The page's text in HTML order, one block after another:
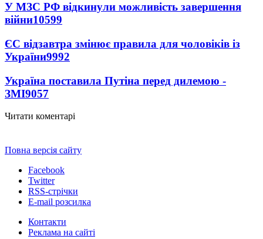
У МЗС РФ відкинули можливість завершення
війни10599
ЄС відзавтра змінює правила для чоловіків із
України9992
Україна поставила Путіна перед дилемою -
ЗМІ9057
Читати коментарі
Повна версія сайту
Facebook
Twitter
RSS-стрічки
E-mail розсилка
Контакти
Реклама на сайті